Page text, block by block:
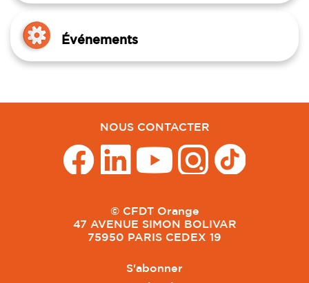
Événements
NOUS CONTACTER
© CFDT Orange
47 AVENUE SIMON BOLIVAR
75950 PARIS CEDEX 19
S'abonner